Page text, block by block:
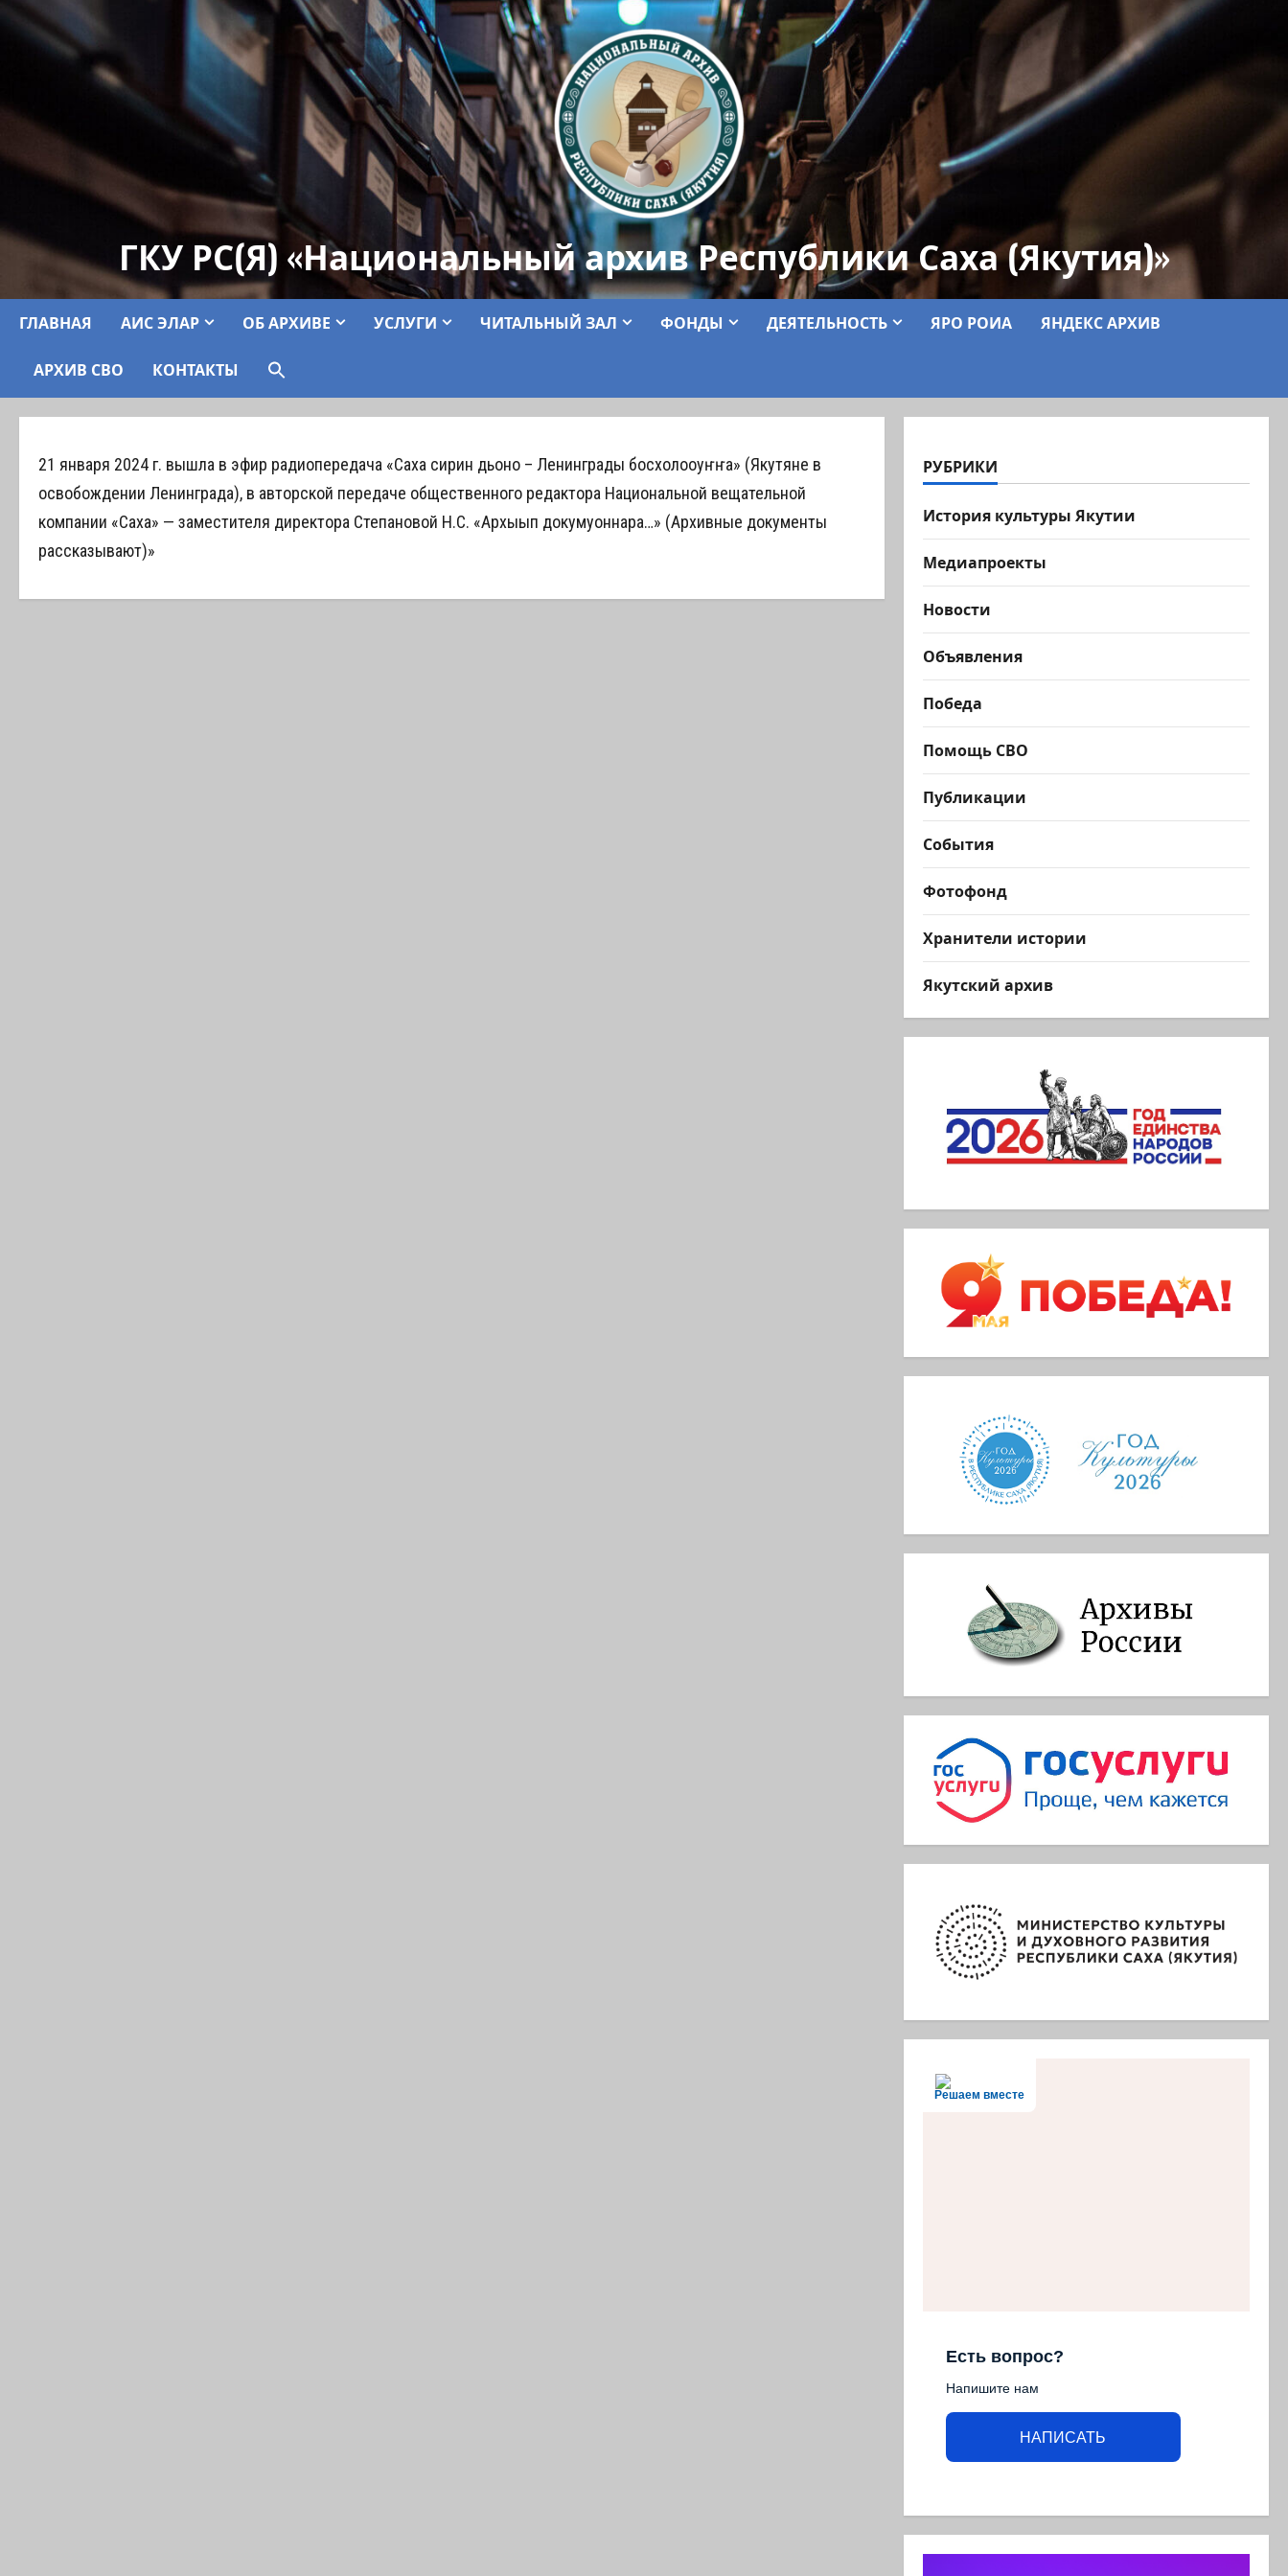
ГКУ РС(Я) «Национальный архив Республики Саха (Якутия)»
ГЛАВНАЯ АИС ЭЛАР ОБ АРХИВЕ УСЛУГИ ЧИТАЛЬНЫЙ ЗАЛ ФОНДЫ ДЕЯТЕЛЬНОСТЬ ЯРО РОИА ЯНДЕКС АРХИВ
АРХИВ СВО КОНТАКТЫ
21 января 2024 г. вышла в эфир радиопередача «Саха сирин дьоно – Ленинграды босхолооһуҥҥа» (Якутяне в
освобождении Ленинграда), в авторской передаче общественного редактора Национальной вещательной
компании «Саха» — заместителя директора Степановой Н.С. «Архыып докумуоннара…» (Архивные документы
рассказывают)»
РУБРИКИ
История культуры Якутии
Медиапроекты
Новости
Объявления
Победа
Помощь СВО
Публикации
События
Фотофонд
Хранители истории
Якутский архив
Решаем вместе
Есть вопрос?
Напишите нам
НАПИСАТЬ